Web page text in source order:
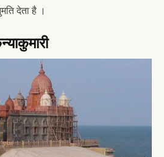
देता है ।